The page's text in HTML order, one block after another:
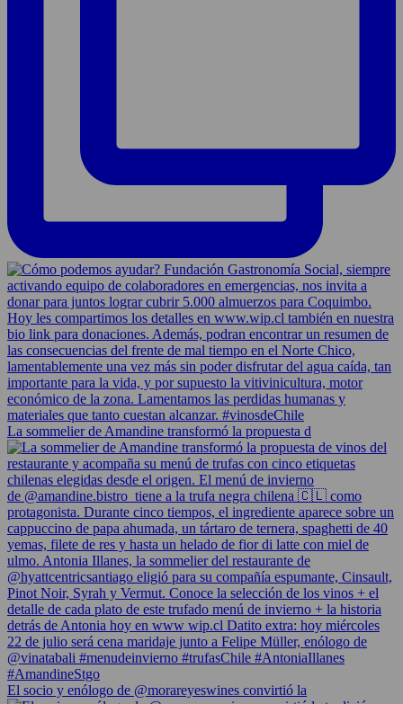
La sommelier de Amandine transformó la propuesta d
El socio y enólogo de @morareyeswines convirtió la